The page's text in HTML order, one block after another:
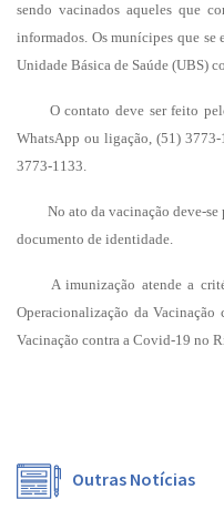
sendo vacinados aqueles que
informados. Os munícipes que se
Unidade Básica de Saúde (UBS)
O contato deve ser feito
WhatsApp ou ligação, (51)
3773-1133.
No ato da vacinação deve-se
documento de identidade.
A imunização atende a
Operacionalização da
Vacinação contra a Covid-19 no
Outras Notícias